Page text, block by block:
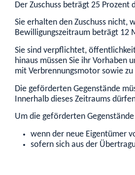
Der Zuschuss beträgt 25 Prozent
Sie erhalten den Zuschuss nicht,
Bewilligungszeitraum beträgt 12
Sie sind verpflichtet,
hinaus müssen Sie ihr Vorhaben
mit Verbrennungsmotor sowie
Die geförderten Gegenstände
Innerhalb dieses Zeitraums
Um die geförderten
wenn der neue Eigentümer
sofern sich aus der